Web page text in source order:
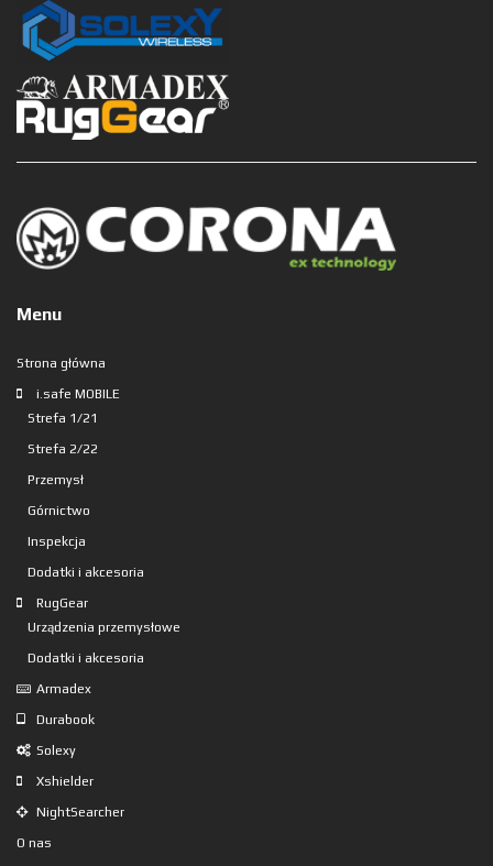
Menu
Strona główna
i.safe MOBILE
Strefa 1/21
Strefa 2/22
Przemysł
Górnictwo
Inspekcja
Dodatki i akcesoria
RugGear
Urządzenia przemysłowe
Dodatki i akcesoria
Armadex
Durabook
Solexy
Xshielder
NightSearcher
O nas